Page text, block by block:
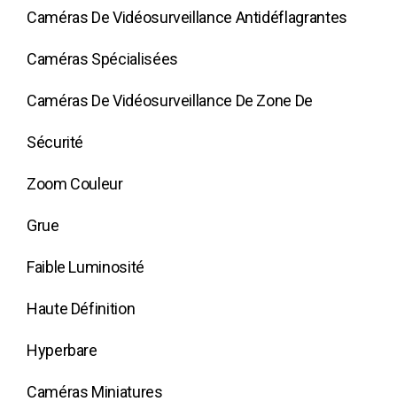
Caméras De Vidéosurveillance Antidéflagrantes
Caméras Spécialisées
Caméras De Vidéosurveillance De Zone De
Sécurité
Zoom Couleur
Grue
Faible Luminosité
Haute Définition
Hyperbare
Caméras Miniatures